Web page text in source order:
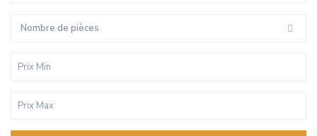
Nombre de pièces